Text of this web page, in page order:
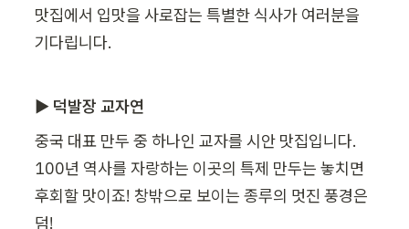
맛집에서 입맛을 사로잡는 특별한 식사가 여러분을
기다립니다.
▶ 덕발장 교자연
중국 대표 만두 중 하나인 교자를 시안 맛집입니다.
100년 역사를 자랑하는 이곳의 특제 만두는 놓치면
후회할 맛이죠! 창밖으로 보이는 종루의 멋진 풍경은
덤!